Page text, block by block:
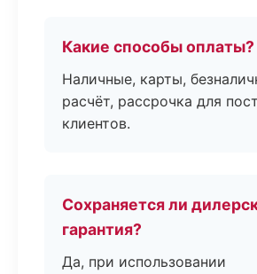
Какие способы оплаты?
Наличные, карты,
расчёт, рассрочка для
клиентов.
Сохраняется ли
гарантия?
Да, при использовании